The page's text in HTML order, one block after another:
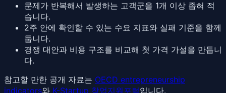
문제가 반복해서 발생하는 고객군을 1개 이상 좁혀 적
습니다.
2주 안에 확인할 수 있는 수요 지표와 실패 기준을 함께
둡니다.
경쟁 대안과 비용 구조를 비교해 첫 가격 가설을 만듭니
다.
참고할 만한 공개 자료는 OECD entrepreneurship
indicators와 K-Startup 창업지원포털입니다.